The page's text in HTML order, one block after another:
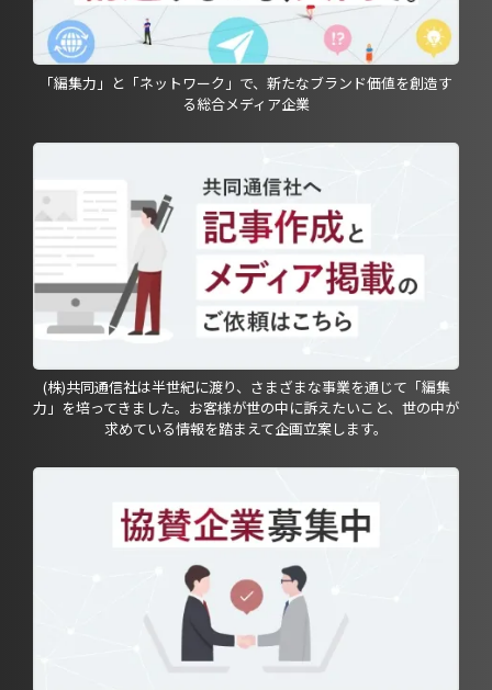
「編集力」と「ネットワーク」で、新たなブランド価値を創造す
る総合メディア企業
(株)共同通信社は半世紀に渡り、さまざまな事業を通じて「編集
力」を培ってきました。お客様が世の中に訴えたいこと、世の中が
求めている情報を踏まえて企画立案します。